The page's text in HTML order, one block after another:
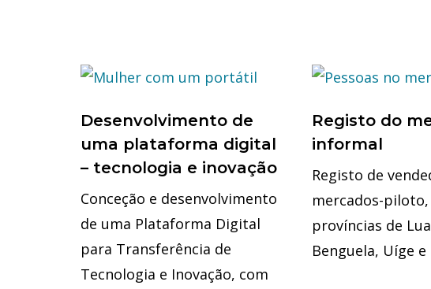
Desenvolvimento de
uma plataforma digital
– tecnologia e inovação
Conceção e desenvolvimento
de uma Plataforma Digital
para Transferência de
Tecnologia e Inovação, com
Registo do
informal
Registo de
mercados-piloto,
províncias de
Benguela, Uíge